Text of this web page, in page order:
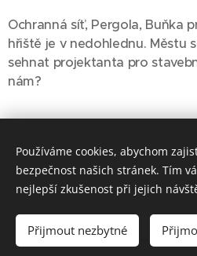
Ochranná síť, Pergola, Buňka
hřiště je v nedohlednu. Městu
sehnat projektanta pro
nám?
Informační
Horního Hanychova
Používáme cookies, abychom
bezpečnost našich stránek. Tím
nejlepší zkušenost při jejich
Přijmout nezbytné